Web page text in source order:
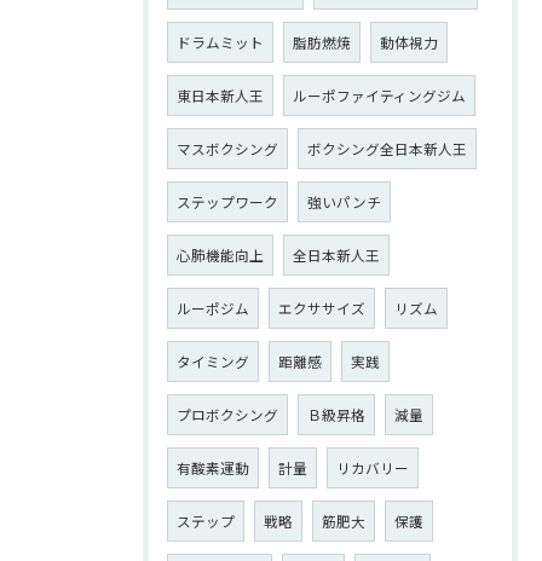
ドラムミット 脂肪燃焼 動体視力
東日本新人王 ルーポファイティングジム
マスボクシング ボクシング全日本新人王
ステップワーク 強いパンチ
心肺機能向上 全日本新人王
ルーポジム エクササイズ リズム
タイミング 距離感 実践
プロボクシング Ｂ級昇格 減量
有酸素運動 計量 リカバリー
ステップ 戦略 筋肥大 保護